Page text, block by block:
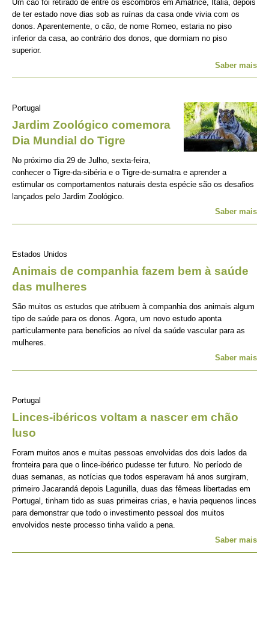
Um cão foi retirado de entre os escombros em Amatrice, Itália, depois
de ter estado nove dias sob as ruínas da casa onde vivia com os
donos. Aparentemente, o cão, de nome Romeo, estaria no piso
inferior da casa, ao contrário dos donos, que dormiam no piso
superior.
Saber mais
Portugal
Jardim Zoológico comemora
Dia Mundial do Tigre
No próximo dia 29 de Julho, sexta-feira,
conhecer o Tigre-da-sibéria e o Tigre-de-sumatra e aprender a
estimular os comportamentos naturais desta espécie são os desafios
lançados pelo Jardim Zoológico.
Saber mais
Estados Unidos
Animais de companhia fazem bem à saúde
das mulheres
São muitos os estudos que atribuem à companhia dos animais algum
tipo de saúde para os donos. Agora, um novo estudo aponta
particularmente para beneficios ao nível da saúde vascular para as
mulheres.
Saber mais
Portugal
Linces-ibéricos voltam a nascer em chão
luso
Foram muitos anos e muitas pessoas envolvidas dos dois lados da
fronteira para que o lince-ibérico pudesse ter futuro. No período de
duas semanas, as notícias que todos esperavam há anos surgiram,
primeiro Jacarandá depois Lagunilla, duas das fêmeas libertadas em
Portugal, tinham tido as suas primeiras crias, e havia pequenos linces
para demonstrar que todo o investimento pessoal dos muitos
envolvidos neste processo tinha valido a pena.
Saber mais